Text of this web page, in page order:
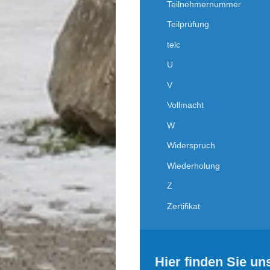
Teilnehmernummer
Teilprüfung
telc
U
V
Vollmacht
W
Widerspruch
Wiederholung
Z
Zertifikat
Hier finden Sie